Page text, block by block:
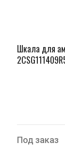
Шкала для
Под заказ